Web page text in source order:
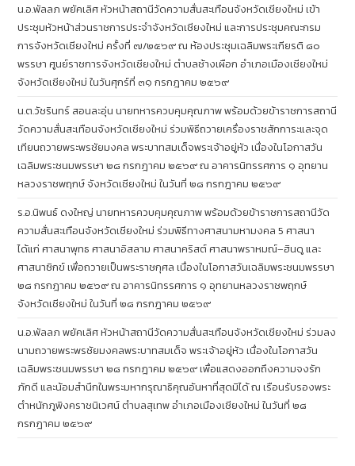
น.อ.พัลลภ พยัคเลิศ หัวหน้าสถานีวัดความสั่นสะเทือนจังหวัดเชียงใหม่ เข้า
ประชุมหัวหน้าส่วนราชการประจำจังหวัดเชียงใหม่ และการประชุมคณะกรม
การจังหวัดเชียงใหม่ ครั้งที่ ๗/๒๕๖๙ ณ ห้องประชุมเฉลิมพระเกียรติ ๘๐
พรรษา ศูนย์ราชการจังหวัดเชียงใหม่ ตำบลช้างเผือก อำเภอเมืองเชียงใหม่
จังหวัดเชียงใหม่ ในวันศุกร์ที่ ๓๑ กรกฎาคม ๒๕๖๙
น.ต.วัชรินทร์ สอนละอุ่น นายทหารควบคุมคุณภาพ พร้อมด้วยข้าราชการสถานี
วัดความสั่นสะเทือนจังหวัดเชียงใหม่ ร่วมพิธีถวายเครื่องราชสักการะและจุด
เทียนถวายพระพรชัยมงคล พระบาทสมเด็จพระเจ้าอยู่หัว เนื่องในโอกาสวัน
เฉลิมพระชนมพรรษา ๒๘ กรกฎาคม ๒๕๖๙ ณ อาคารนิทรรศการ ๑ อุทยาน
หลวงราชพฤกษ์ จังหวัดเชียงใหม่ ในวันที่ ๒๘ กรกฎาคม ๒๕๖๙
ร.อ.นิพนธ์ ดงใหญ่ นายทหารควบคุมคุณภาพ พร้อมด้วยข้าราชการสถานีวัด
ความสั่นสะเทือนจังหวัดเชียงใหม่ ร่วมพิธีทางศาสนามหามงคล 5 ศาสนา
ได้แก่ ศาสนาพุทธ ศาสนาอิสลาม ศาสนาคริสต์ ศาสนาพราหมณ์–ฮินดู และ
ศาสนาซิกข์ เพื่อถวายเป็นพระราชกุศล เนื่องในโอกาสวันเฉลิมพระชนมพรรษา
๒๘ กรกฎาคม ๒๕๖๙ ณ อาคารนิทรรศการ ๑ อุทยานหลวงราชพฤกษ์
จังหวัดเชียงใหม่ ในวันที่ ๒๘ กรกฎาคม ๒๕๖๙
น.อ.พัลลภ พยัคเลิศ หัวหน้าสถานีวัดความสั่นสะเทือนจังหวัดเชียงใหม่ ร่วมลง
นามถวายพระพรชัยมงคลพระบาทสมเด็จ พระเจ้าอยู่หัว เนื่องในโอกาสวัน
เฉลิมพระชนมพรรษา ๒๘ กรกฎาคม ๒๕๖๙ เพื่อแสดงออกถึงความจงรัก
ภักดี และน้อมสำนึกในพระมหากรุณาธิคุณอันหาที่สุดมิได้ ณ เรือนรับรองพระ
ตำหนักภูพิงคราชนิเวศน์ ตำบลสุเทพ อำเภอเมืองเชียงใหม่ ในวันที่ ๒๘
กรกฎาคม ๒๕๖๙